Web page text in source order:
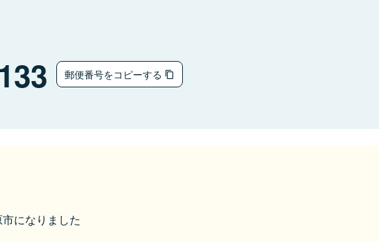
郵便番号をコピーする
になりました